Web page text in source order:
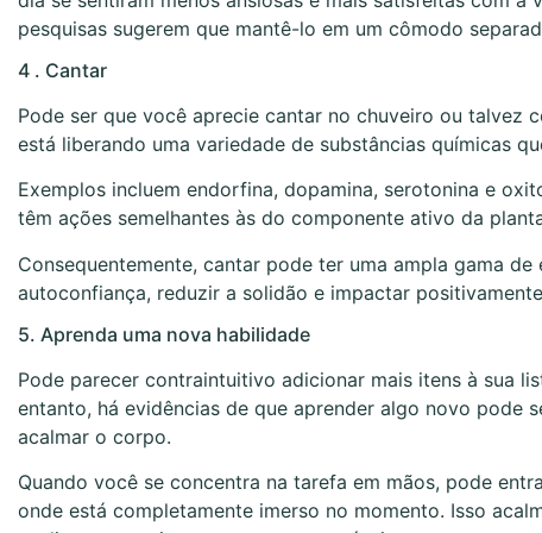
pesquisas sugerem que mantê-lo em um cômodo
4 . Cantar
Pode ser que você aprecie cantar no chuveiro ou talvez
está liberando uma variedade de substâncias químicas
Exemplos incluem endorfina, dopamina, serotonina e
têm ações semelhantes às do componente ativo da
Consequentemente, cantar pode ter uma ampla gama
autoconfiança, reduzir a solidão e impactar
5. Aprenda uma nova habilidade
Pode parecer contraintuitivo adicionar mais itens à sua
entanto, há evidências de que aprender algo novo pode
acalmar o corpo.
Quando você se concentra na tarefa em mãos, pode
onde está completamente imerso no momento. Isso